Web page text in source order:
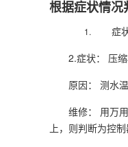
根据症状情况
症
2.症状： 压
原因： 测水
维修： 用万
上，则判断为控